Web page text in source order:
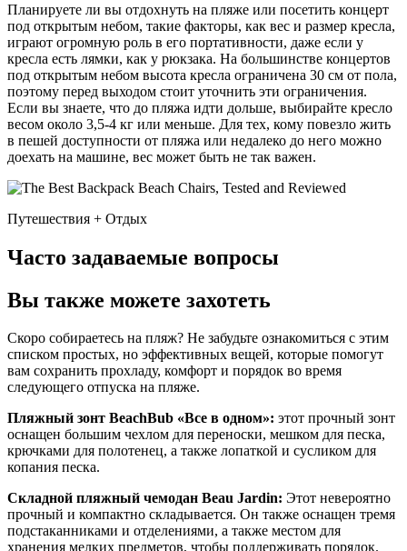
Планируете ли вы отдохнуть на пляже или посетить концерт
под открытым небом, такие факторы, как вес и размер кресла,
играют огромную роль в его портативности, даже если у
кресла есть лямки, как у рюкзака. На большинстве концертов
под открытым небом высота кресла ограничена 30 см от пола,
поэтому перед выходом стоит уточнить эти ограничения.
Если вы знаете, что до пляжа идти дольше, выбирайте кресло
весом около 3,5-4 кг или меньше. Для тех, кому повезло жить
в пешей доступности от пляжа или недалеко до него можно
доехать на машине, вес может быть не так важен.
Путешествия + Отдых
Часто задаваемые вопросы
Вы также можете захотеть
Скоро собираетесь на пляж? Не забудьте ознакомиться с этим
списком простых, но эффективных вещей, которые помогут
вам сохранить прохладу, комфорт и порядок во время
следующего отпуска на пляже.
Пляжный зонт BeachBub «Все в одном»: этот прочный зонт
оснащен большим чехлом для переноски, мешком для песка,
крючками для полотенец, а также лопаткой и сусликом для
копания песка.
Складной пляжный чемодан Beau Jardin: Этот невероятно
прочный и компактно складывается. Он также оснащен тремя
подстаканниками и отделениями, а также местом для
хранения мелких предметов, чтобы поддерживать порядок.